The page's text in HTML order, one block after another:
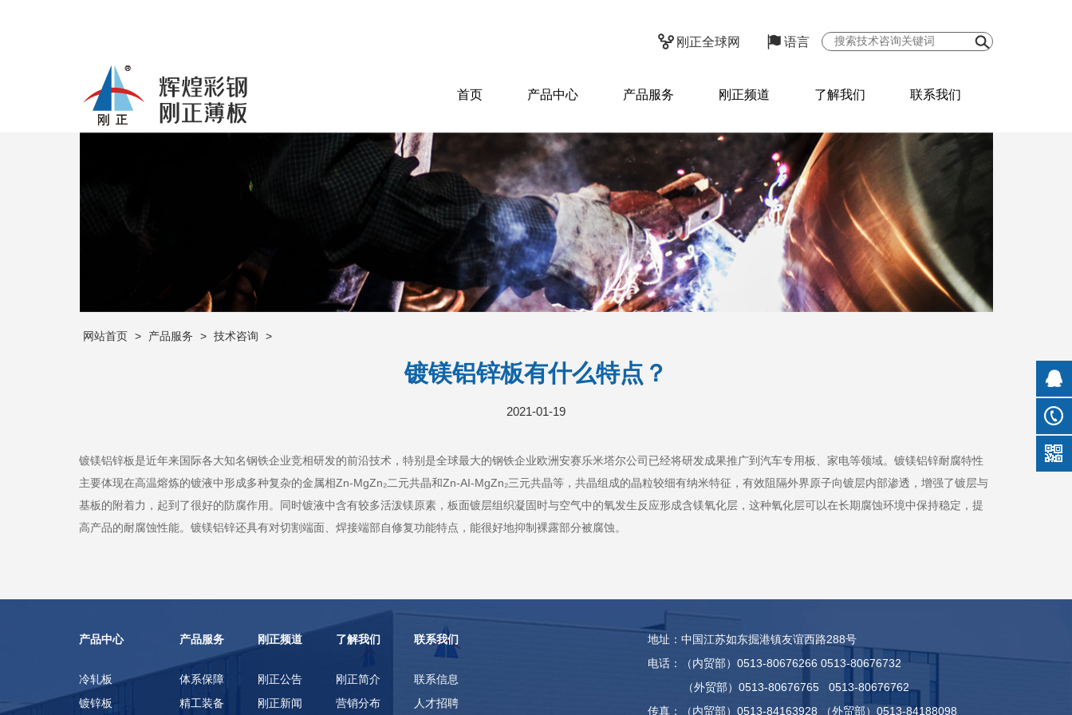
语言
刚正全球网
首页 产品中心 产品服务 刚正频道 了解我们 联系我们
网站首页 > 产品服务 > 技术咨询 >
镀镁铝锌板有什么特点？
2021-01-19
镀镁铝锌板是近年来国际各大知名钢铁企业竞相研发的前沿技术，特别是全球最大的钢铁企业欧洲安赛乐米塔尔公司已经将研发成果推广到汽车专用板、家电等领域。镀镁铝锌耐腐特性
主要体现在高温熔炼的镀液中形成多种复杂的金属相Zn-MgZn₂二元共晶和Zn-AI-MgZn₂三元共晶等，共晶组成的晶粒较细有纳米特征，有效阻隔外界原子向镀层内部渗透，增强了镀层与
基板的附着力，起到了很好的防腐作用。同时镀液中含有较多活泼镁原素，板面镀层组织凝固时与空气中的氧发生反应形成含镁氧化层，这种氧化层可以在长期腐蚀环境中保持稳定，提
高产品的耐腐蚀性能。镀镁铝锌还具有对切割端面、焊接端部自修复功能特点，能很好地抑制裸露部分被腐蚀。
产品中心
冷轧板
镀锌板
产品服务
体系保障
精工装备
刚正频道
刚正公告
刚正新闻
了解我们
刚正简介
营销分布
联系我们
联系信息
人才招聘
地址：中国江苏如东掘港镇友谊西路288号
电话：（内贸部）0513-80676266 0513-80676732
（外贸部）0513-80676765 0513-80676762
传真：（内贸部）0513-84163928 （外贸部）0513-84188098